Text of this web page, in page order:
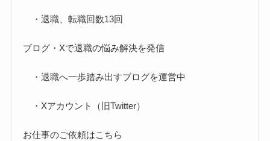
・退職、転職回数13回
ブログ・Xで退職の悩み解決を発信
・退職へ一歩踏み出すブログを運営中
・Xアカウント（旧Twitter）
お仕事のご依頼はこちら